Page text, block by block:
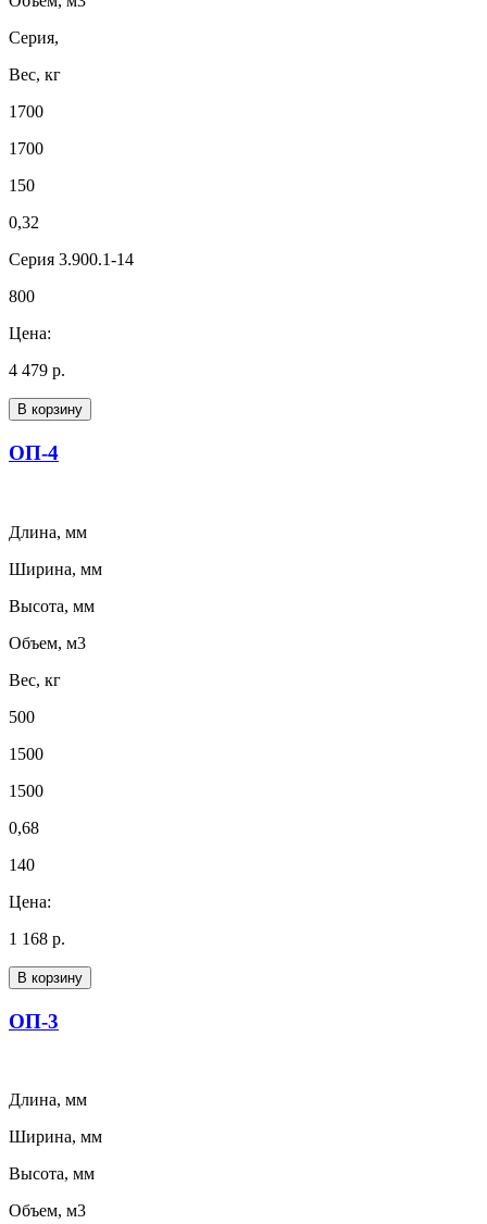
Серия,
Вес, кг
1700
1700
150
0,32
Серия 3.900.1-14
800
Цена:
4 479 р.
В корзину
ОП-4
Длина, мм
Ширина, мм
Высота, мм
Объем, м3
Вес, кг
500
1500
1500
0,68
140
Цена:
1 168 р.
В корзину
ОП-3
Длина, мм
Ширина, мм
Высота, мм
Объем, м3